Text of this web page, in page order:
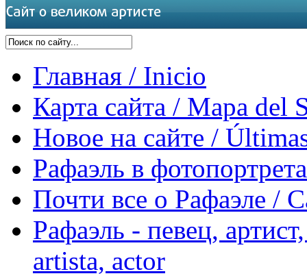
Главная / Inicio
Карта сайта / Mapa del
Новое на сайте /
Рафаэль в
Почти все о Рафаэле /
Рафаэль - певец,
artista, actor